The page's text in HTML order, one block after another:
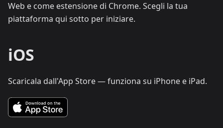
Web e come estensione di Chrome. Scegli la tua
piattaforma qui sotto per iniziare.
iOS
Scaricala dall'App Store — funziona su iPhone e iPad.